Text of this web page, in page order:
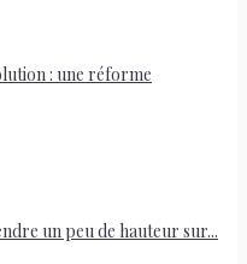
: une réforme
un peu de hauteur sur...